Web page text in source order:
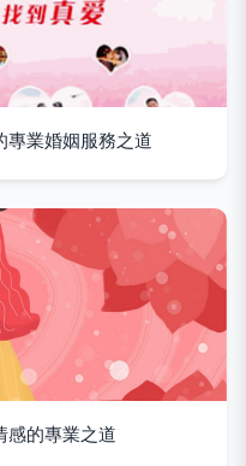
專業婚姻服務之道
感的專業之道